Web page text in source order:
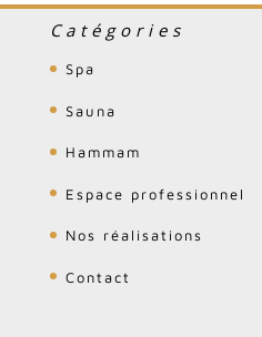
Catégories
Spa
Sauna
Hammam
Espace professionnel
Nos réalisations
Contact